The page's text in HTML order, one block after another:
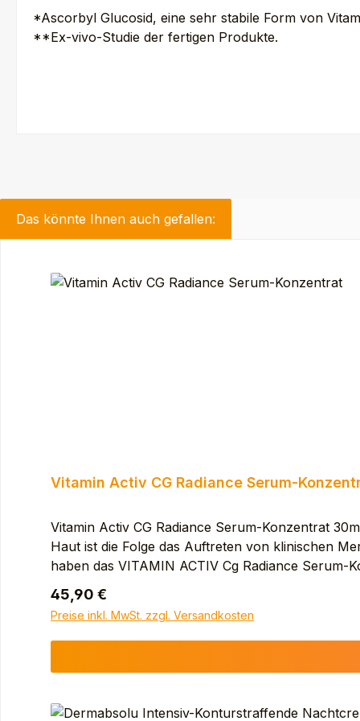
*Ascorbyl Glucosid, eine sehr stabile Form von
**Ex-vivo-Studie der fertigen Produkte.
Das könnte Ihnen auch gefallen:
Vitamin Activ CG Radiance Serum-
Vitamin Activ CG Radiance Serum-Konzentrat
Haut ist die Folge das Auftreten von klinischen
haben das VITAMIN ACTIV Cg Radiance
antioxidative Wirkung, vergleichbar mit 20 %
pflanzliche Alternative zu Retinol, mildert Falten.
Das Vitamin Activ Cg Radiance Serum-
Aktivstoffe tierischen Ursprungs, in einer
Hals und Dekolleté. Inhalt AVENE THERMAL
ACACIA SENEGAL GUM. BETA-
Regulärer Preis:
45,90 €
Preise inkl. MwSt. zzgl. Versandkosten